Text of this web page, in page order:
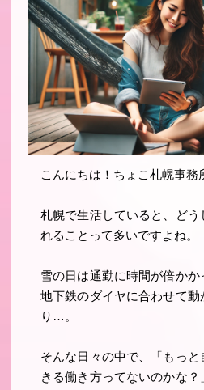
こんにちは！ちょこ札幌事務
札幌で生活していると、どう
れることって多いですよね。
雪の日は通勤に時間が倍か
地下鉄のダイヤに合わせて動
り…。
そんな日々の中で、「もっ
きる働き方ってないのかな